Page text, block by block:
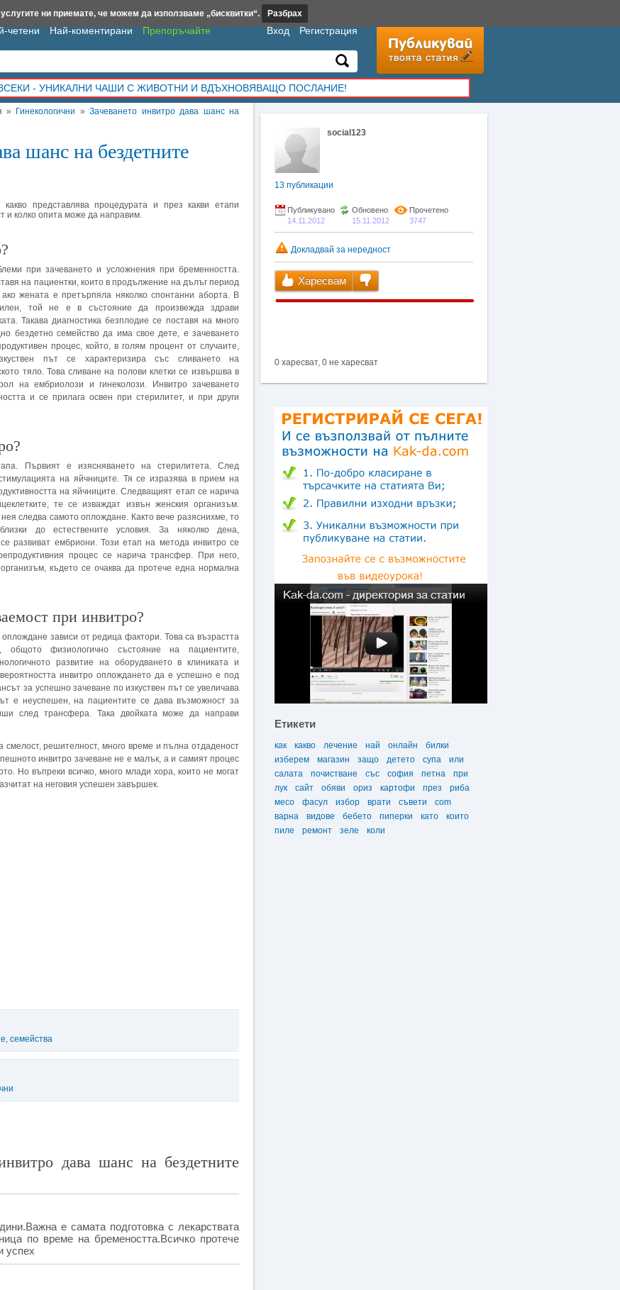
» Гинекологични »Зачеването инвитро дава шанс на
шанс на бездетните
представлява процедурата и през какви етапи
и колко опита може да направим.
при зачеването и усложнения при бременността.
на пациентки, които в продължение на дълъг период
жената е претърпяла няколко спонтанни аборта. В
той не е в състояние да произвежда здрави
Такава диагностика безплодие се поставя на много
бездетно семейство да има свое дете, е зачеването
процес, който, в голям процент от случаите,
път се характеризира със сливането на
тяло. Това сливане на полови клетки се извършва в
на ембриолози и гинеколози. Инвитро зачеването
и се прилага освен при стерилитет, и при други
Първият е изясняването на стерилитета. След
на яйчниците. Тя се изразява в прием на
на яйчниците. Следващият етап се нарича
те се изваждат извън женския организъм.
следва самото оплождане. Както вече разяснихме, то
до естествените условия. За няколко дена,
развиват ембриони. Този етап на метода инвитро се
процес се нарича трансфер. При него,
където се очаква да протече една нормална
при инвитро?
зависи от редица фактори. Това са възрастта
общото физиологично състояние на пациентите,
развитие на оборудването в клиниката и
инвитро оплождането да е успешно е под
за успешно зачеване по изкуствен път се увеличава
е неуспешен, на пациентите се дава възможност за
след трансфера. Така двойката може да направи
смелост, решителност, много време и пълна отдаденост
инвитро зачеване не е малък, а и самият процес
Но въпреки всичко, много млади хора, които не могат
на неговия успешен завършек.
, семейства
дава шанс на бездетните
е самата подготовка с лекарствата
по време на бремеността.Всичко протече
успех
social123
13 публикации
Публикувано
14.11.2012
Обновено
15.11.2012
Прочетено
3747
Докладвай за нередност
Харесвам
0 харесват, 0 не харесват
Етикети
как какво лечение най онлайн
билки
изберем
магазин защо детето супа
или
салата
почистване със софия петна
при
лук
сайт обяви ориз картофи през
риба
месо
фасул избор врати съвети
com
варна
видове бебето пиперки като
които
пиле
ремонт зеле коли
четени Най-коментирани Препоръчайте Вход Регистрация
- УНИКАЛНИ ЧАШИ С ЖИВОТНИ И ВДЪХНОВЯВАЩО ПОСЛАНИЕ!
ни приемате, че можем да използваме „бисквитки“. Разбрах